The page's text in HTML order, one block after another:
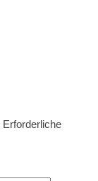
Erforderliche